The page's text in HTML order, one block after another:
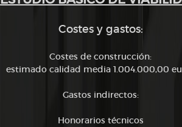
Costes y gastos:
Costes de construcción:
estimado calidad media 1.004.000,00
Gastos indirectos:
Honorarios técnicos